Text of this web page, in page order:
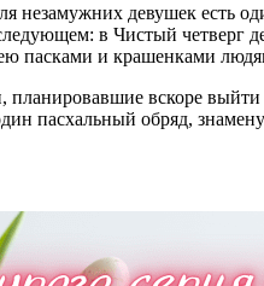
незамужних девушек есть
в Чистый четверг
пасками и крашенками
планировавшие вскоре
пасхальный обряд,